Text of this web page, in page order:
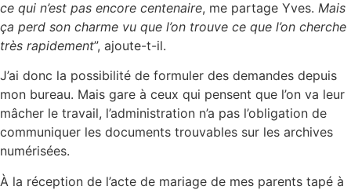
ce qui n’est pas encore centenaire, me partage Yves. Mais
ça perd son charme vu que l’on trouve ce que l’on cherche
très rapidement”, ajoute-t-il.
J’ai donc la possibilité de formuler des demandes depuis
mon bureau. Mais gare à ceux qui pensent que l’on va leur
mâcher le travail, l’administration n’a pas l’obligation de
communiquer les documents trouvables sur les archives
numérisées.
À la réception de l’acte de mariage de mes parents tapé à